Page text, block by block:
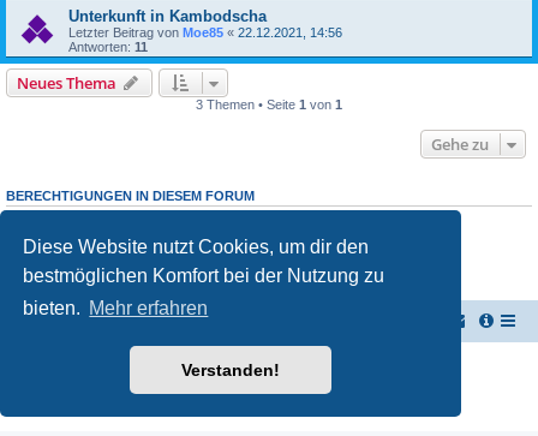
Diese Website nutzt Cookies, um dir den
bestmöglichen Komfort bei der Nutzung zu
bieten. Mehr erfahren
Verstanden!
Unterkunft in Kambodscha
Letzter Beitrag von Moe85 « 22.12.2021, 14:56
Antworten: 11
Neues Thema
3 Themen • Seite 1 von 1
Gehe zu
BERECHTIGUNGEN IN DIESEM FORUM
Du darfst deine Beiträge in diesem Forumnichtändern.
Du darfst deine Beiträge in diesem Forum nicht löschen.
Du darfst keineDateianhänge in diesem Forum erstellen.
TUK TUK Thailand Reisetipps
Powered by phpBB
® Forum Software © phpBB Limited